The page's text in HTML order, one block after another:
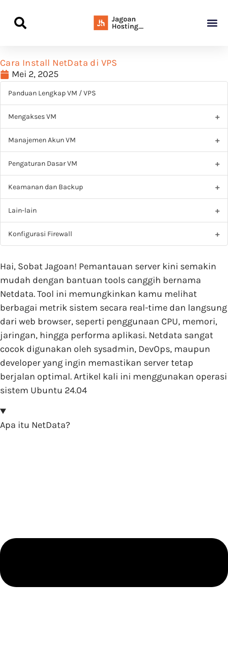
Cara Install NetData di VPS
Mei 2, 2025
Panduan Lengkap VM / VPS
Mengakses VM
Manajemen Akun VM
Pengaturan Dasar VM
Keamanan dan Backup
Lain-lain
Konfigurasi Firewall
Hai, Sobat Jagoan! Pemantauan server kini semakin
mudah dengan bantuan tools canggih bernama
Netdata. Tool ini memungkinkan kamu melihat
berbagai metrik sistem secara real-time dan langsung
dari web browser, seperti penggunaan CPU, memori,
jaringan, hingga performa aplikasi. Netdata sangat
cocok digunakan oleh sysadmin, DevOps, maupun
developer yang ingin memastikan server tetap
berjalan optimal. Artikel kali ini menggunakan operasi
sistem Ubuntu 24.04
Apa itu NetData?